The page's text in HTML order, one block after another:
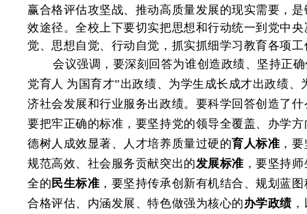
赢合格评估攻坚战、推动高质量发展的现实需要，
效途径。全校上下要切实把思想和行动统一到党中
觉、思想自觉、行动自觉，抓实抓细学习教育各项工
会议强调，要深刻回答为谁创造政绩、坚持正
党育人 为国育才”出政绩、为学生成长成才出政绩
济社会发展和行业服务出政绩。要科学回答创造了
要把牢正确的标准，要坚持党的领导全覆盖、办学
德树人成效显著、人才培养质量过硬的育人标准，要
规范高效、社会服务贡献突出的发展标准，要坚持
全的民生标准，要坚持传承创新有机结合、规划蓝
合格评估、内涵发展、特色做强为核心的办学政绩，